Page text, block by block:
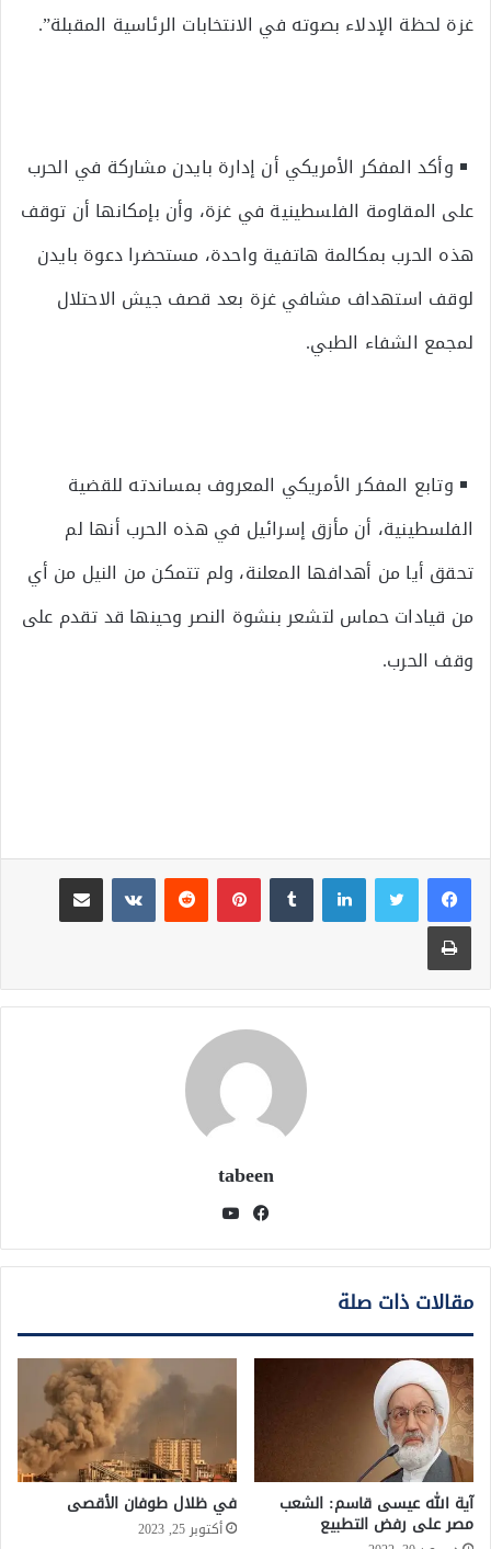
غزة لحظة الإدلاء بصوته في الانتخابات الرئاسية المقبلة”.
وأكد المفكر الأمريكي أن إدارة بايدن مشاركة في الحرب
على المقاومة الفلسطينية في غزة، وأن بإمكانها أن توقف
هذه الحرب بمكالمة هاتفية واحدة، مستحضرا دعوة بايدن
لوقف استهداف مشافي غزة بعد قصف جيش الاحتلال
لمجمع الشفاء الطبي.
وتابع المفكر الأمريكي المعروف بمساندته للقضية
الفلسطينية، أن مأزق إسرائيل في هذه الحرب أنها لم
تحقق أيا من أهدافها المعلنة، ولم تتمكن من النيل من أي
من قيادات حماس لتشعر بنشوة النصر وحينها قد تقدم على
وقف الحرب.
لينكدإن بينتيريست
مشاركة عبر البريد
طباعة
tabeen
فيسبوك
مقالات ذات صلة
آية الله عيسى قاسم: الشعب
مصر على رفض التطبيع
في ظلال طوفان الأقصى
أكتوبر 25, 2023